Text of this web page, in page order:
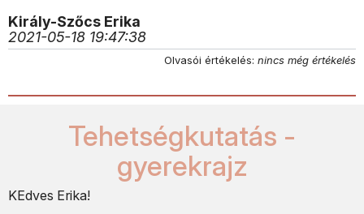
Király-Szőcs Erika
2021-05-18 19:47:38
Olvasói értékelés: nincs még értékelés
Tehetségkutatás -
gyerekrajz
KEdves Erika!